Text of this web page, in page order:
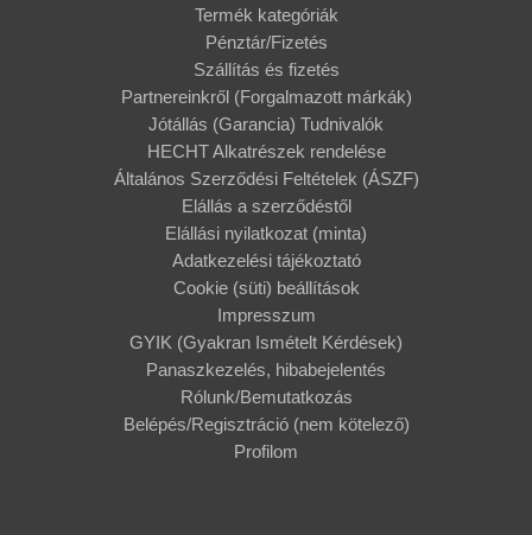
Termék kategóriák
Pénztár/Fizetés
Szállítás és fizetés
Partnereinkről (Forgalmazott márkák)
Jótállás (Garancia) Tudnivalók
HECHT Alkatrészek rendelése
Általános Szerződési Feltételek (ÁSZF)
Elállás a szerződéstől
Elállási nyilatkozat (minta)
Adatkezelési tájékoztató
Cookie (süti) beállítások
Impresszum
GYIK (Gyakran Ismételt Kérdések)
Panaszkezelés, hibabejelentés
Rólunk/Bemutatkozás
Belépés/Regisztráció (nem kötelező)
Profilom